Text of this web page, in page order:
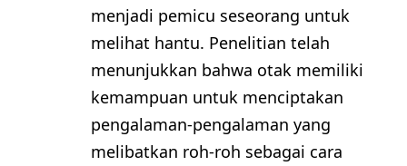
menjadi pemicu seseorang untuk
melihat hantu. Penelitian telah
menunjukkan bahwa otak memiliki
kemampuan untuk menciptakan
pengalaman-pengalaman yang
melibatkan roh-roh sebagai cara